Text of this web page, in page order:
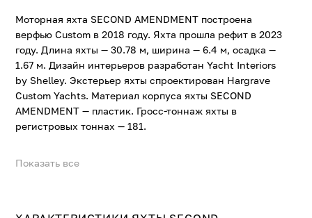
Моторная яхта SECOND AMENDMENT построена
верфью Custom в 2018 году. Яхта прошла рефит в 2023
году. Длина яхты — 30.78 м, ширина — 6.4 м, осадка —
1.67 м. Дизайн интерьеров разработан Yacht Interiors
by Shelley. Экстерьер яхты спроектирован Hargrave
Custom Yachts. Материал корпуса яхты SECOND
AMENDMENT — пластик. Гросс-тоннаж яхты в
регистровых тоннах — 181.
На яхте SECOND AMENDMENT можно разместить до 8
Показать все